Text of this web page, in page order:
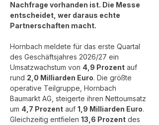
Nachfrage vorhanden ist. Die Messe
entscheidet, wer daraus echte
Partnerschaften macht.
Hornbach meldete für das erste Quartal
des Geschäftsjahres 2026/27 ein
Umsatzwachstum von 4,9 Prozent auf
rund 2,0 Milliarden Euro. Die größte
operative Teilgruppe, Hornbach
Baumarkt AG, steigerte ihren Nettoumsatz
um 4,7 Prozent auf 1,9 Milliarden Euro.
Gleichzeitig entfielen 13,6 Prozent des